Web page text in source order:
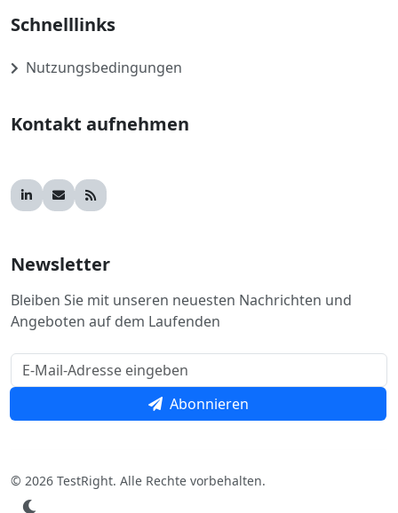
Schnelllinks
Nutzungsbedingungen
Kontakt aufnehmen
Newsletter
Bleiben Sie mit unseren neuesten Nachrichten und
Angeboten auf dem Laufenden
Abonnieren
© 2026 TestRight. Alle Rechte vorbehalten.